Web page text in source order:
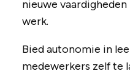
nieuwe
werk.
Bied autonomie in
medewerkers zelf te